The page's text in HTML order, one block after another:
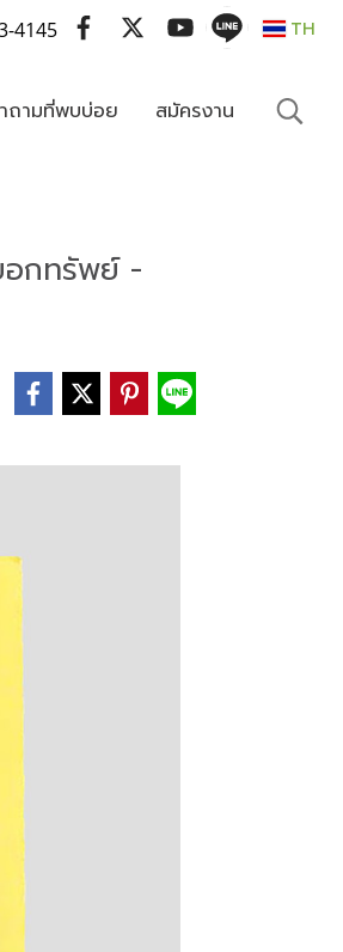
4145 TH
ถามที่พบบ่อย สมัครงาน
อกทรัพย์ -